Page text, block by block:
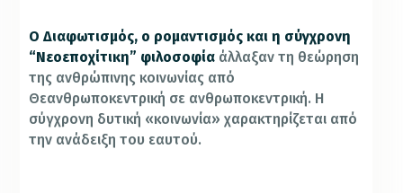
Ο Διαφωτισμός, ο ρομαντισμός και η σύγχρονη
“Νεοεποχίτικη” φιλοσοφία άλλαξαν τη θεώρηση
της ανθρώπινης κοινωνίας από
Θεανθρωποκεντρική σε ανθρωποκεντρική. Η
σύγχρονη δυτική «κοινωνία» χαρακτηρίζεται από
την ανάδειξη του εαυτού.